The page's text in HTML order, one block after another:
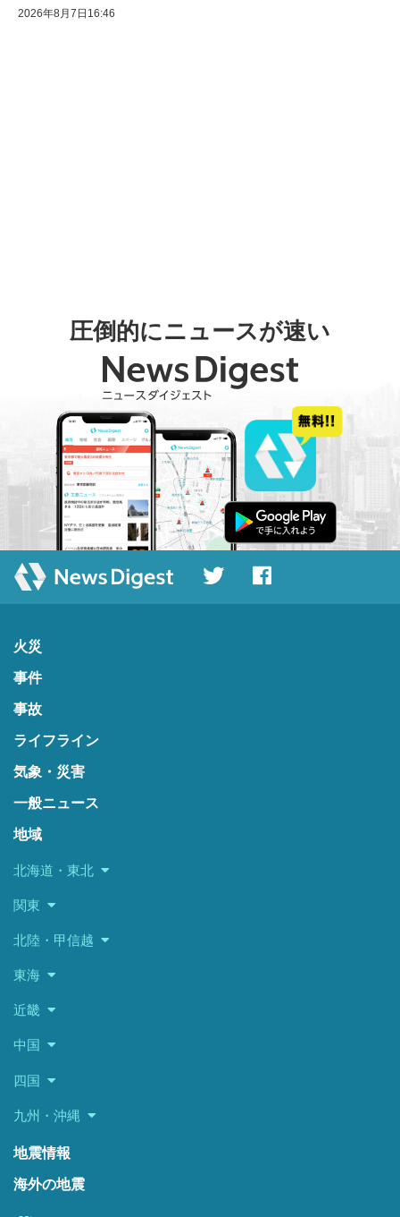
2026年8月7日16:46
圧倒的にニュースが速い
火災
事件
事故
ライフライン
気象・災害
一般ニュース
地域
北海道・東北
関東
北陸・甲信越
東海
近畿
中国
四国
九州・沖縄
地震情報
海外の地震